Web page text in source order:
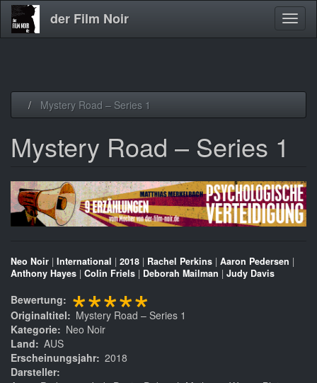
der Film Noir
Mystery Road – Series 1
Mystery Road – Series 1
Neo Noir | International | 2018 | Rachel Perkins | Aaron Pedersen |
Anthony Hayes | Colin Friels | Deborah Mailman | Judy Davis
Bewertung *****
Originaltitel
Mystery Road – Series 1
Kategorie
Neo Noir
Land
AUS
Erscheinungsjahr 2018
Darsteller